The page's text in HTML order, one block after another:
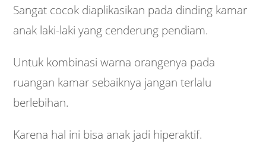
Sangat cocok diaplikasikan pada dinding kamar
anak laki-laki yang cenderung pendiam.
Untuk kombinasi warna orangenya pada
ruangan kamar sebaiknya jangan terlalu
berlebihan.
Karena hal ini bisa anak jadi hiperaktif.